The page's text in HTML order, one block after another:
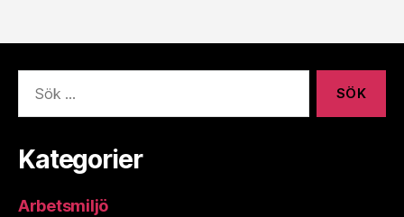
efter:
Kategorier
Arbetsmiljö